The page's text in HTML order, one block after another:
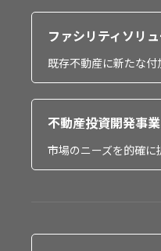
ファシリティソリ
既存不動産に新たな
不動産投資開発事業
市場のニーズを的確